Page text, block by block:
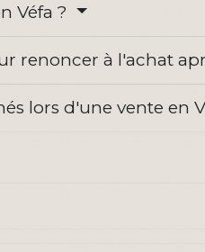
Véfa ?
renoncer à l'achat
lors d'une vente en